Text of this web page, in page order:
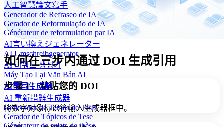
人工智慧論文寫手
Generador de Refraseo de IA
Gerador de Reformulação de IA
Générateur de reformulation par IA
AI言い換えジェネレーター
AI Umschreibgenerator
AI 리워드 생성기
Máy Tạo Lại Văn Bản AI
AI重写生成器
AI 重新措辭生成器
Generador de Temas de Tesis
Gerador de Tópicos de Tese
如何在三步内通过 DOI 生成引用
步骤 1：粘贴您的 DOI
将数字对象标识符输入生成器框中。